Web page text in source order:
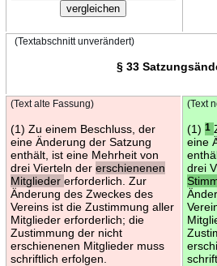
(Textabschnitt unverändert)
§ 33
(Text alte Fassung)
(1) Zu einem Beschluss, der
eine Änderung der Satzung
enthält, ist eine Mehrheit von
drei Vierteln der erschienenen
Mitglieder erforderlich. Zur
Änderung des Zweckes des
Vereins ist die Zustimmung aller
Mitglieder erforderlich; die
Zustimmung der nicht
erschienenen Mitglieder muss
schriftlich erfolgen.
(Text
(1) 1
eine
drei